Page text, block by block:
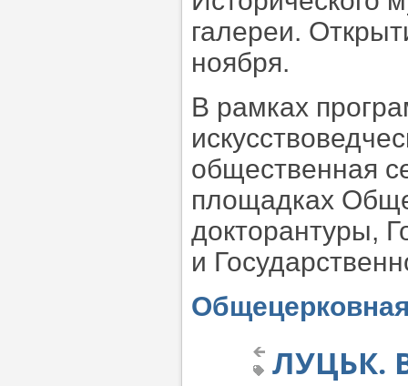
галереи.
ноября.
В рамках
общественная
площадках
докторантуры,
и
ЛУЦЬК.